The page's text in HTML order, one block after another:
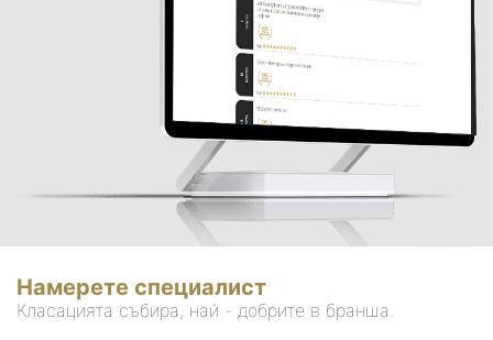
Намерете специалист
Класацията събира, най - добрите в бранша.